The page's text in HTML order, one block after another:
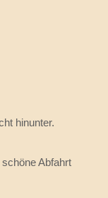
hinunter.
Abfahrt